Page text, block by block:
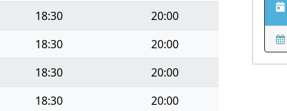
18:30
20:00
18:30
20:00
18:30
20:00
18:30
20:00